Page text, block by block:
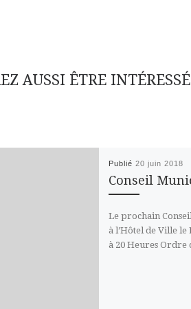
AUSSI ÊTRE
Publié 20 juin 2018
Conseil
Le prochain
à l’Hôtel de Ville
à 20 Heures